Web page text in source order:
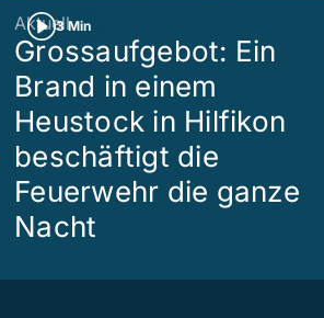
3 Min
Aktuell
Grossaufgebot: Ein
Brand in einem
Heustock in Hilfikon
beschäftigt die
Feuerwehr die ganze
Nacht